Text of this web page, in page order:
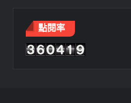
點閱率